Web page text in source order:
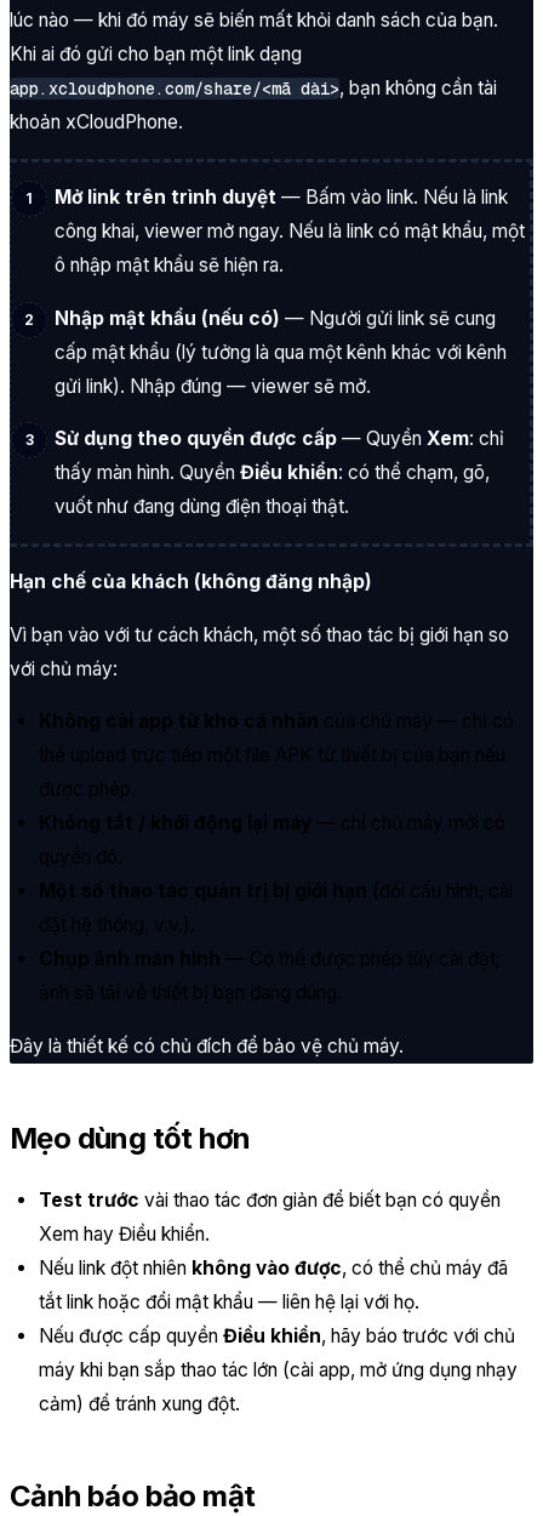
lúc nào — khi đó máy sẽ biến mất khỏi danh sách của bạn.
Khi ai đó gửi cho bạn một link dạng
app.xcloudphone.com/share/<mã dài>, bạn không cần tài
khoản xCloudPhone.
Mở link trên trình duyệt — Bấm vào link. Nếu là link
công khai, viewer mở ngay. Nếu là link có mật khẩu, một
ô nhập mật khẩu sẽ hiện ra.
Nhập mật khẩu (nếu có) — Người gửi link sẽ cung
cấp mật khẩu (lý tưởng là qua một kênh khác với kênh
gửi link). Nhập đúng — viewer sẽ mở.
Sử dụng theo quyền được cấp — Quyền Xem: chỉ
thấy màn hình. Quyền Điều khiển: có thể chạm, gõ,
vuốt như đang dùng điện thoại thật.
Hạn chế của khách (không đăng nhập)
Vì bạn vào với tư cách khách, một số thao tác bị giới hạn so
với chủ máy:
Không cài app từ kho cá nhân của chủ máy — chỉ có
thể upload trực tiếp một file APK từ thiết bị của bạn nếu
được phép.
Không tắt / khởi động lại máy — chỉ chủ máy mới có
quyền đó.
Một số thao tác quản trị bị giới hạn (đổi cấu hình, cài
đặt hệ thống, v.v.).
Chụp ảnh màn hình — Có thể được phép tùy cài đặt;
ảnh sẽ tải về thiết bị bạn đang dùng.
Đây là thiết kế có chủ đích để bảo vệ chủ máy.
Mẹo dùng tốt hơn
Test trước vài thao tác đơn giản để biết bạn có quyền
Xem hay Điều khiển.
Nếu link đột nhiên không vào được, có thể chủ máy đã
tắt link hoặc đổi mật khẩu — liên hệ lại với họ.
Nếu được cấp quyền Điều khiển, hãy báo trước với chủ
máy khi bạn sắp thao tác lớn (cài app, mở ứng dụng nhạy
cảm) để tránh xung đột.
Cảnh báo bảo mật